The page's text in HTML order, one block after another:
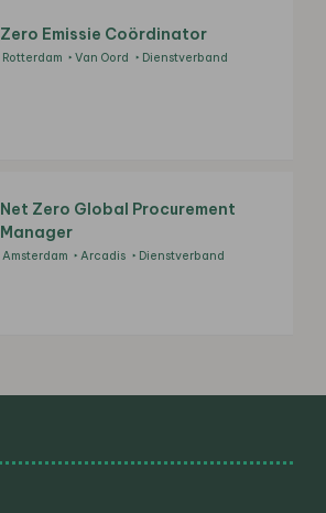
Zero Emissie Coördinator
Rotterdam Van Oord Dienstverband
Net Zero Global Procurement
Manager
Amsterdam Arcadis Dienstverband